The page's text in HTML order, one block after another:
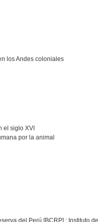
los Andes coloniales
el siglo XVI
por la animal
del Perú [BCRP] ; Instituto